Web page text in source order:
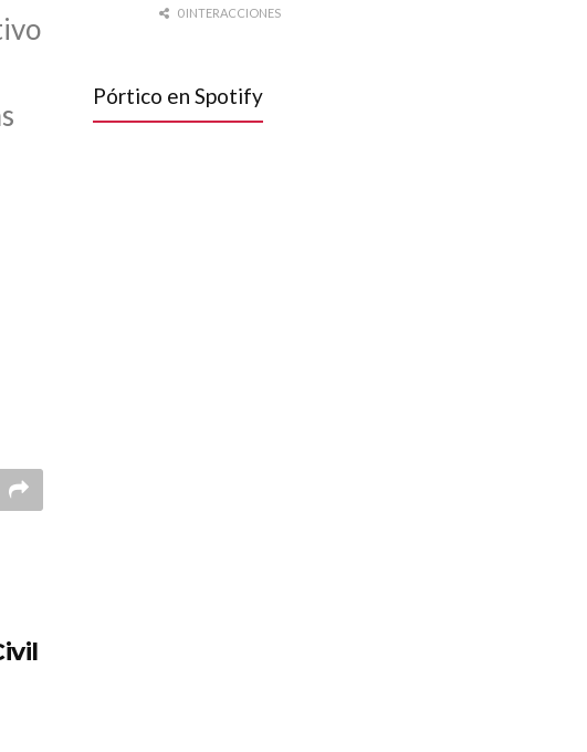
0 INTERACCIONES
Pórtico en Spotify